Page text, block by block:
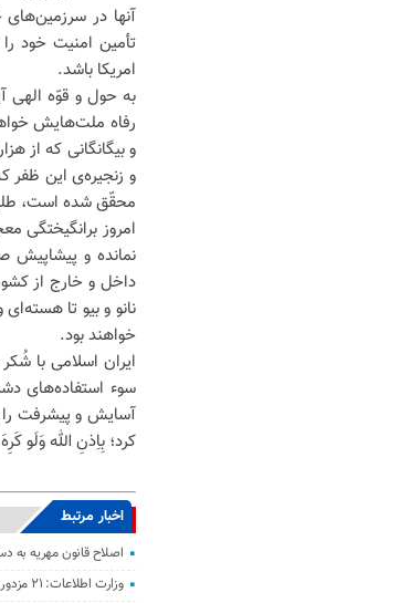
آنها در
تأمین امنیت خود
امریکا باشد.
به حول و قوّه الهی
رفاه ملت‌هایش
و بیگانگانی که از
و زنجیره‌ی این ظفر
محقّق شده است،
امروز برانگیختگی
نمانده و
داخل و خارج از
نانو و بیو تا
خواهند بود.
ایران اسلامی با
سوء استفاده‌های
آسایش و پیشرفت
کرد؛ بِاِذنِ الله وَلَو
اخبار مرتبط
اصلاح قانون مهریه به
وزارت اطلاعات: ۲۱ مزدور موساد و ۴ شرور مسلح در کرمان بازداشت شدند